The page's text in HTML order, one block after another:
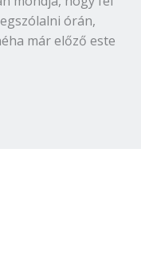
órán,
már előző este